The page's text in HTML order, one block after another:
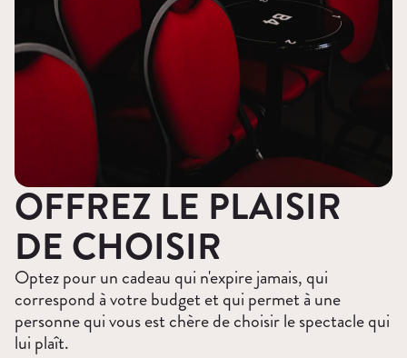
OFFREZ LE PLAISIR
DE CHOISIR
Optez pour un cadeau qui n'expire jamais, qui
correspond à votre budget et qui permet à une
personne qui vous est chère de choisir le spectacle qui
lui plaît.